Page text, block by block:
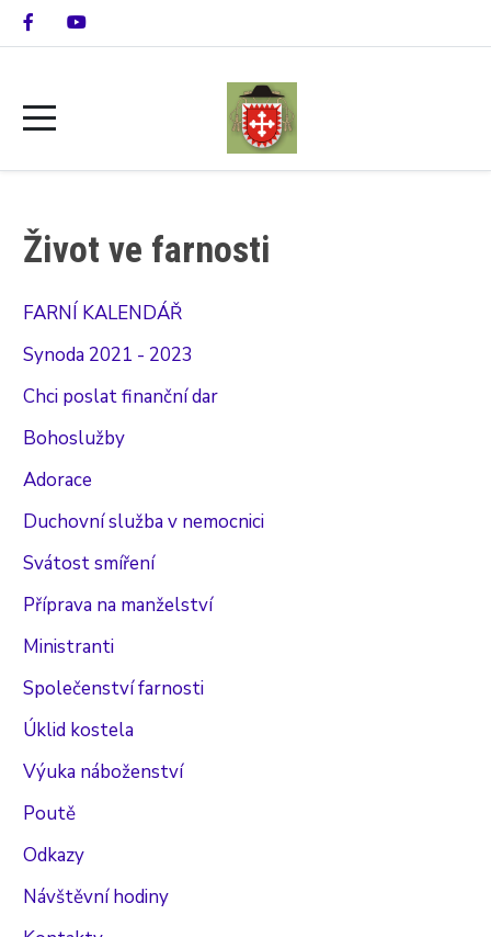
Život ve farnosti
FARNÍ KALENDÁŘ
Synoda 2021 - 2023
Chci poslat finanční dar
Bohoslužby
Adorace
Duchovní služba v nemocnici
Svátost smíření
Příprava na manželství
Ministranti
Společenství farnosti
Úklid kostela
Výuka náboženství
Poutě
Odkazy
Návštěvní hodiny